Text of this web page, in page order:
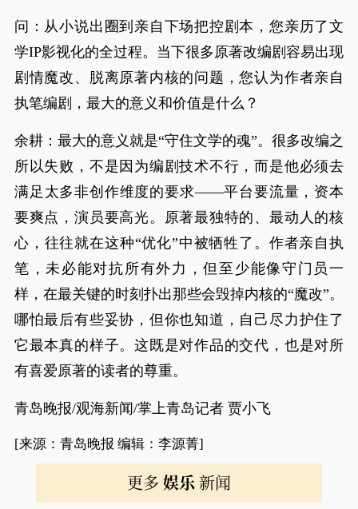
问：从小说出圈到亲自下场把控剧本，您亲历了文
学IP影视化的全过程。当下很多原著改编剧容易出现
剧情魔改、脱离原著内核的问题，您认为作者亲自
执笔编剧，最大的意义和价值是什么？
余耕：最大的意义就是“守住文学的魂”。很多改编之
所以失败，不是因为编剧技术不行，而是他必须去
满足太多非创作维度的要求——平台要流量，资本
要爽点，演员要高光。原著最独特的、最动人的核
心，往往就在这种“优化”中被牺牲了。作者亲自执
笔，未必能对抗所有外力，但至少能像守门员一
样，在最关键的时刻扑出那些会毁掉内核的“魔改”。
哪怕最后有些妥协，但你也知道，自己尽力护住了
它最本真的样子。这既是对作品的交代，也是对所
有喜爱原著的读者的尊重。
青岛晚报/观海新闻/掌上青岛记者 贾小飞
[来源：青岛晚报 编辑：李源菁]
更多 娱乐新闻